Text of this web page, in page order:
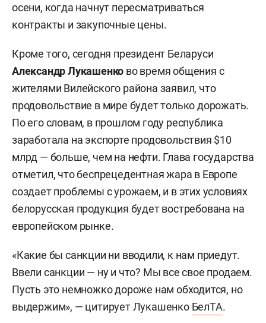
осени, когда начнут пересматриваться
контракты и закупочные цены.
Кроме того, сегодня президент Беларуси
Александр Лукашенко во время общения с
жителями Вилейского района заявил, что
продовольствие в мире будет только дорожать.
По его словам, в прошлом году республика
заработала на экспорте продовольствия $10
млрд — больше, чем на нефти. Глава государства
отметил, что беспрецедентная жара в Европе
создает проблемы с урожаем, и в этих условиях
белорусская продукция будет востребована на
европейском рынке.
«Какие бы санкции ни вводили, к нам приедут.
Ввели санкции — ну и что? Мы все свое продаем.
Пусть это немножко дороже нам обходится, но
выдержим», — цитирует Лукашенко БелТА.